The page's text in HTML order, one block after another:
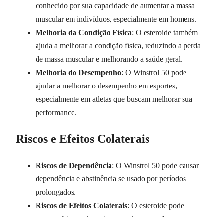
conhecido por sua capacidade de aumentar a massa
muscular em indivíduos, especialmente em homens.
Melhoria da Condição Física: O esteroide também
ajuda a melhorar a condição física, reduzindo a perda
de massa muscular e melhorando a saúde geral.
Melhoria do Desempenho: O Winstrol 50 pode
ajudar a melhorar o desempenho em esportes,
especialmente em atletas que buscam melhorar sua
performance.
Riscos e Efeitos Colaterais
Riscos de Dependência: O Winstrol 50 pode causar
dependência e abstinência se usado por períodos
prolongados.
Riscos de Efeitos Colaterais: O esteroide pode